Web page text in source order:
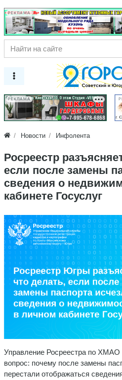
РЕКЛАМА
РЕКЛАМА
Новости Инфолента
Росреестр
если после замены
сведения о
кабинете Госуслуг
Управление Росреестра по
вопрос: почему после замены
перестали отображаться